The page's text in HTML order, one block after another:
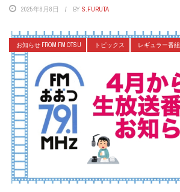
2025年8月8日 BY S.FURUTA
お知らせ FROM FM OTSU トピックス レギュラー番組